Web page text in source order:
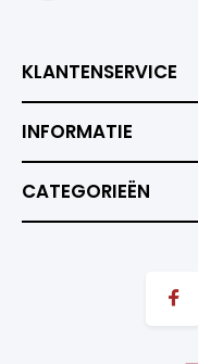
KLANTENSERVICE
INFORMATIE
CATEGORIEËN